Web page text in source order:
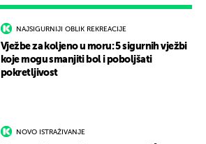
NAJSIGURNIJI OBLIK REKREACIJE
Vježbe za koljeno u moru: 5 sigurnih vježbi
koje mogu smanjiti bol i poboljšati
pokretljivost
NOVO ISTRAŽIVANJE